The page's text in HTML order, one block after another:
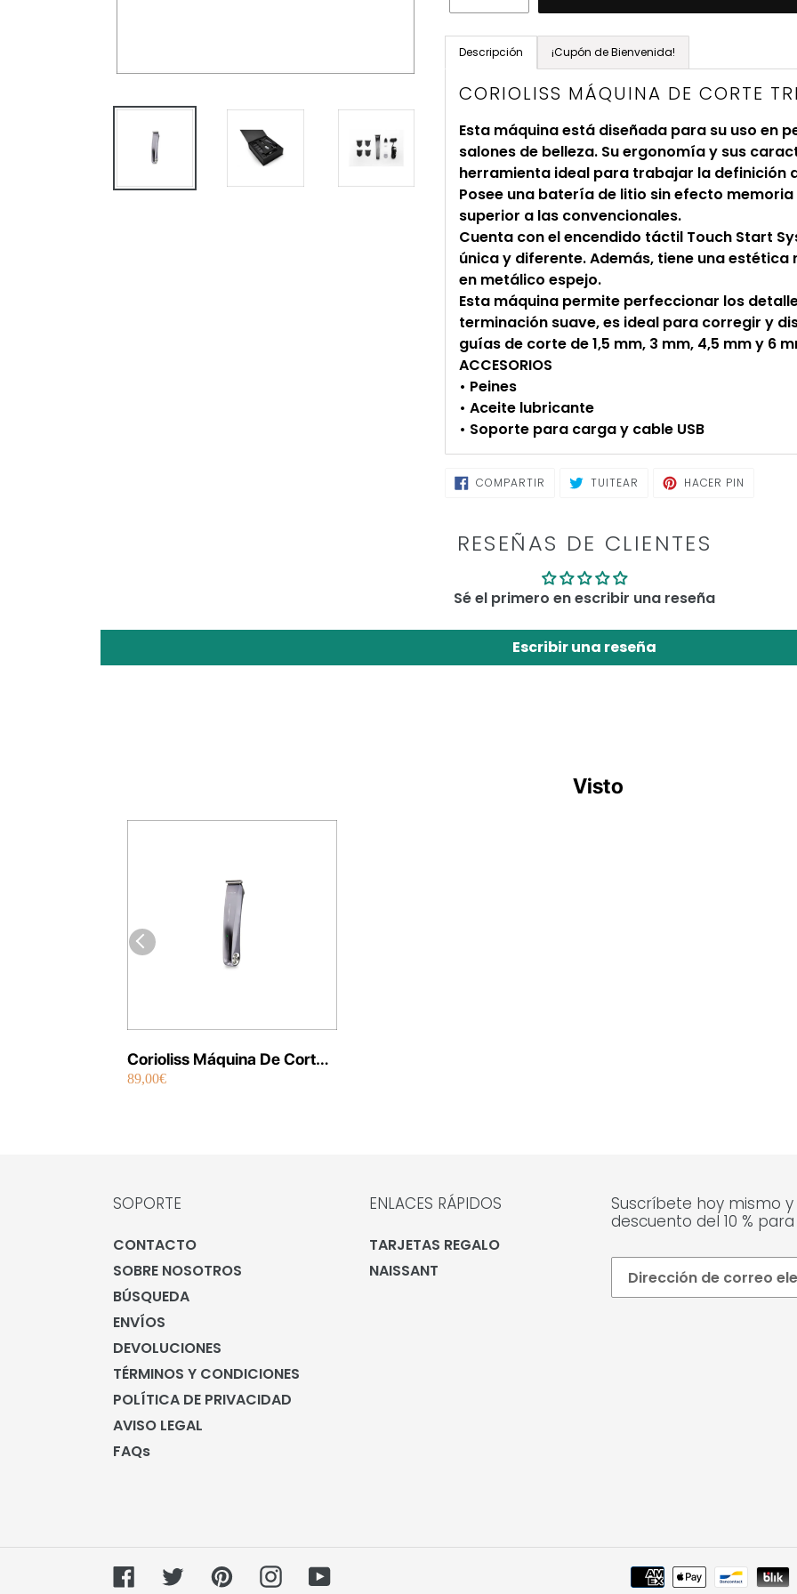
Agregando
carrito
de
compra
Descripción ¡Cupón de Bienvenida!
CORIOLISS MÁQUINA DE CORTE
Esta máquina está diseñada para su uso en
salones de belleza. Su ergonomía y sus
herramienta ideal para trabajar la definición
Posee una batería de litio sin efecto
superior a las convencionales.
Cuenta con el encendido táctil Touch Start
única y diferente. Además, tiene una
en metálico espejo.
Esta máquina permite perfeccionar los
terminación suave, es ideal para corregir y
guías de corte de 1,5 mm, 3 mm, 4,5 mm y 6
ACCESORIOS
• Peines
• Aceite lubricante
• Soporte para carga y cable USB
COMPARTIR COMPARTIRTUITEAR TUITEARHACER PIN
RESEÑAS DE CLIENTES
Sé el primero en escribir una reseña
Escribir una reseña
Visto
Corioliss Máquina De Corte
Trimmer 265 Touch
89,00€
SOPORTE
CONTACTO
SOBRE NOSOTROS
BÚSQUEDA
ENVÍOS
DEVOLUCIONES
TÉRMINOS Y CONDICIONES
POLÍTICA DE PRIVACIDAD
AVISO LEGAL
FAQs
ENLACES RÁPIDOS
TARJETAS REGALO
NAISSANT
Suscríbete hoy mismo
descuento del 10 %
FacebookTwitterPinterestInstagramYouTube